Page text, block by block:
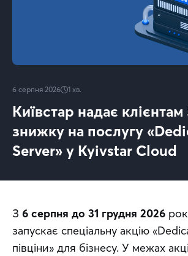
6 серпня 2026 1 хв.
Київстар надає
знижку на послугу
Server» у Kyivstar Cloud
З 6 серпня до 31 грудня 2026
запускає спеціальну акцію
півціни» для бізнесу. У межах